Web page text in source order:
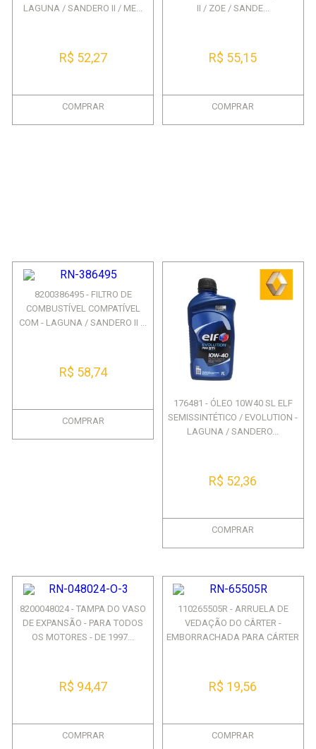
LAGUNA / SANDERO II / ME...
R$ 52,27
COMPRAR
II / ZOE / SANDE...
R$ 55,15
COMPRAR
8200386495 - FILTRO DE
COMBUSTÍVEL COMPATÍVEL
COM - LAGUNA / SANDERO II ...
R$ 58,74
COMPRAR
176481 - ÓLEO 10W40 SL ELF
SEMISSINTÉTICO / EVOLUTION -
LAGUNA / SANDERO...
R$ 52,36
COMPRAR
8200048024 - TAMPA DO VASO
DE EXPANSÃO - PARA TODOS
OS MOTORES - DE 1997...
R$ 94,47
COMPRAR
110265505R - ARRUELA DE
VEDAÇÃO DO CÂRTER -
EMBORRACHADA PARA CÁRTER
R$ 19,56
COMPRAR